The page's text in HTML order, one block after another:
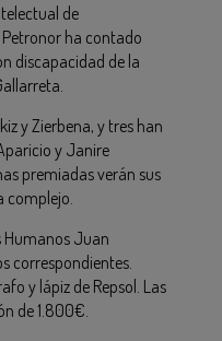
de
Petronor ha contado
discapacidad de la
y Zierbena, y tres han
y Janire
premiadas verán sus
complejo.
Humanos Juan
correspondientes.
y lápiz de Repsol. Las
de 1.800€.